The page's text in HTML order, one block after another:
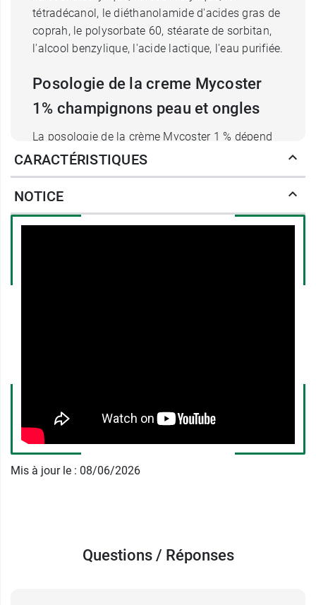
tétradécanol, le diéthanolamide d'acides gras de
coprah, le polysorbate 60, stéarate de sorbitan,
l'alcool benzylique, l'acide lactique, l'eau purifiée.
Posologie de la creme Mycoster
1% champignons peau et ongles
La posologie de la crème Mycoster 1 % dépend
de la pathologie que vous cherchez à soigner.
en traitement d'attaque : 2 applications par
jour pendant 2 à 4 semaines.
en entretien : 1 fois par jour pendant un
mois.
olamine
CARACTÉRISTIQUES
NOTICE
Mis à jour le : 08/06/2026
Questions / Réponses